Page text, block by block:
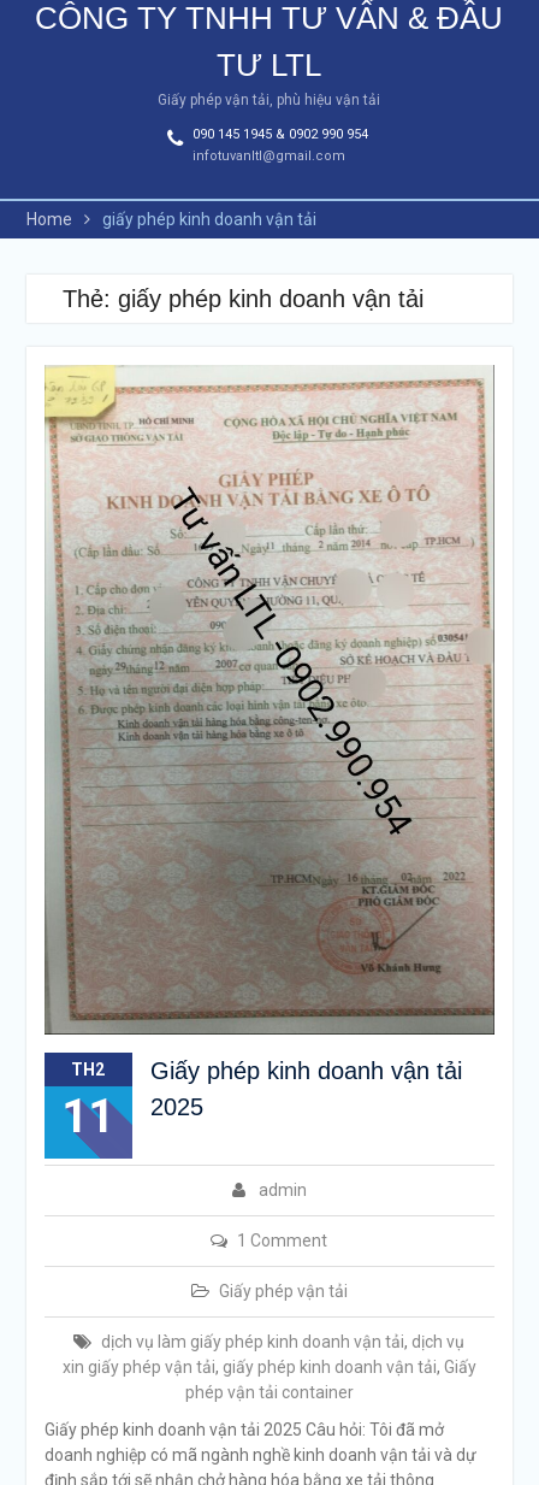
CÔNG TY TNHH TƯ VẤN & ĐẦU
TƯ LTL
Giấy phép vận tải, phù hiệu vận tải
090 145 1945 & 0902 990 954
infotuvanltl@gmail.com
Home giấy phép kinh doanh vận tải
Thẻ: giấy phép kinh doanh vận tải
TH2
11
Giấy phép kinh doanh vận tải
2025
admin
1 Comment
Giấy phép vận tải
dịch vụ làm giấy phép kinh doanh vận tải, dịch vụ
xin giấy phép vận tải, giấy phép kinh doanh vận tải, Giấy
phép vận tải container
Giấy phép kinh doanh vận tải 2025 Câu hỏi: Tôi đã mở
doanh nghiệp có mã ngành nghề kinh doanh vận tải và dự
định sắp tới sẽ nhận chở hàng hóa bằng xe tải thông